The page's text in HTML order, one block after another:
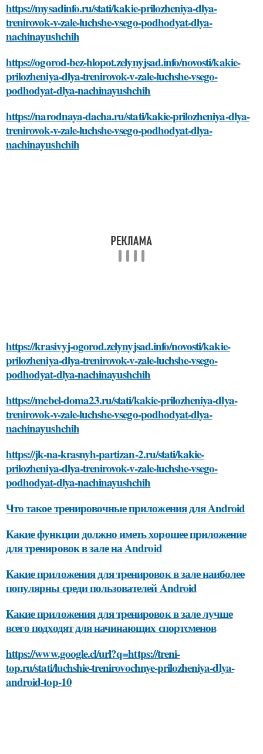
https://mysadinfo.ru/stati/kakie-prilozheniya-dlya-
trenirovok-v-zale-luchshe-vsego-podhodyat-dlya-
nachinayushchih
https://ogorod-bez-hlopot.zelynyjsad.info/novosti/kakie-
prilozheniya-dlya-trenirovok-v-zale-luchshe-vsego-
podhodyat-dlya-nachinayushchih
https://narodnaya-dacha.ru/stati/kakie-prilozheniya-dlya-
trenirovok-v-zale-luchshe-vsego-podhodyat-dlya-
nachinayushchih
https://krasivyj-ogorod.zelynyjsad.info/novosti/kakie-
prilozheniya-dlya-trenirovok-v-zale-luchshe-vsego-
podhodyat-dlya-nachinayushchih
https://mebel-doma23.ru/stati/kakie-prilozheniya-dlya-
trenirovok-v-zale-luchshe-vsego-podhodyat-dlya-
nachinayushchih
https://jk-na-krasnyh-partizan-2.ru/stati/kakie-
prilozheniya-dlya-trenirovok-v-zale-luchshe-vsego-
podhodyat-dlya-nachinayushchih
Что такое тренировочные приложения для Android
Какие функции должно иметь хорошее приложение
для тренировок в зале на Android
Какие приложения для тренировок в зале наиболее
популярны среди пользователей Android
Какие приложения для тренировок в зале лучше
всего подходят для начинающих спортсменов
https://www.google.cl/url?q=https://treni-
top.ru/stati/luchshie-trenirovochnye-prilozheniya-dlya-
android-top-10